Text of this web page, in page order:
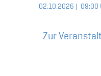
02.10.2026 | Online,
09:00
Zur